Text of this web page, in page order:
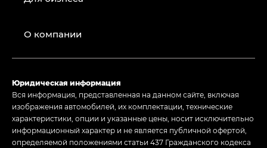
О компании
Юридическая информация
Вся информация, представленная на данном сайте, включая
изображения автомобилей, их комплектации, технические
характеристики, опции и указанные цены, носит исключительно
информационный характер и не является публичной офертой,
определяемой положениями статьи 437 Гражданского кодекса